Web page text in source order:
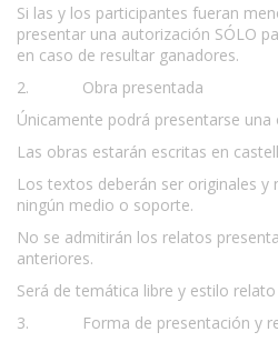
Si las y los participantes fueran
presentar una autorización SÓLO
en caso de resultar ganadores.
2. Obra presentada
Únicamente podrá presentarse
Las obras estarán escritas en
Los textos deberán ser originales y
ningún medio o soporte.
No se admitirán los relatos
anteriores.
Será de temática libre y estilo relato
3. Forma de presentación y